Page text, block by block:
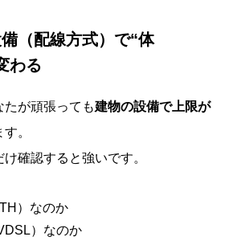
（配線方式）で“体
わる
たが頑張っても建物の設備で上限が
。
確認すると強いです。
）なのか
）なのか